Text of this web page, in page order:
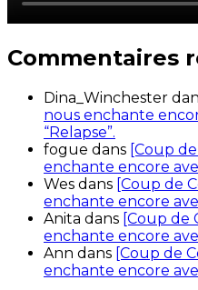
Commentaires
Dina_Winchester
nous enchante
“Relapse”.
fogue dans [Coup
enchante encore
Wes dans [Coup de
enchante encore
Anita dans [Coup de
enchante encore
Ann dans [Coup de
enchante encore